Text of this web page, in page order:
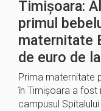
Timișoara:
primul
maternitate
de euro de
Prima maternitate
în Timişoara a fost
campusul